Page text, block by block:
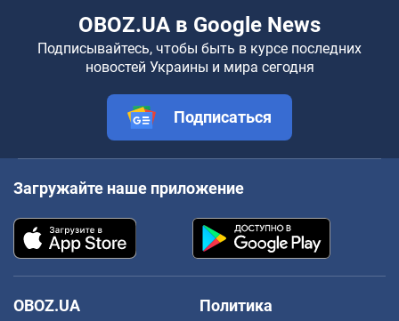
OBOZ.UA в Google News
Подписывайтесь, чтобы быть в курсе последних
новостей Украины и мира сегодня
Подписаться
Загружайте наше приложение
OBOZ.UA
Политика